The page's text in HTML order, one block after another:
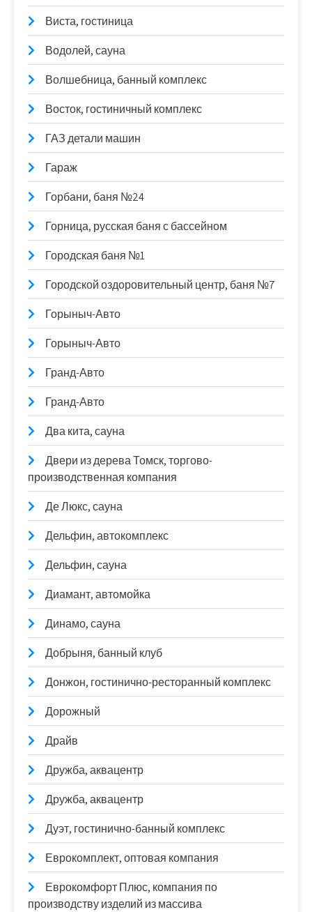
Виста, гостиница
Водолей, сауна
Волшебница, банный комплекс
Восток, гостиничный комплекс
ГАЗ детали машин
Гараж
Горбани, баня №24
Горница, русская баня с бассейном
Городская баня №1
Городской оздоровительный центр, баня №7
Горыныч-Авто
Горыныч-Авто
Гранд-Авто
Гранд-Авто
Два кита, сауна
Двери из дерева Томск, торгово-
производственная компания
Де Люкс, сауна
Дельфин, автокомплекс
Дельфин, сауна
Диамант, автомойка
Динамо, сауна
Добрыня, банный клуб
Донжон, гостинично-ресторанный комплекс
Дорожный
Драйв
Дружба, аквацентр
Дружба, аквацентр
Дуэт, гостинично-банный комплекс
Еврокомплект, оптовая компания
Еврокомфорт Плюс, компания по
производству изделий из массива